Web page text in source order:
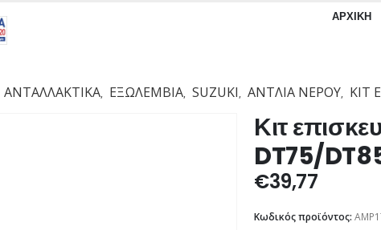
ΑΡΧΙΚΉ
ΑΝΤΑΛΛΑΚΤΙΚΆ, ΕΞΩΛΕΜΒΙΑ, SUZUKI, ΑΝΤΛΊΑ ΝΕΡΟΎ, ΚΙΤ
Κιτ
DT75/
€39,77
Κωδικός προϊόντος: